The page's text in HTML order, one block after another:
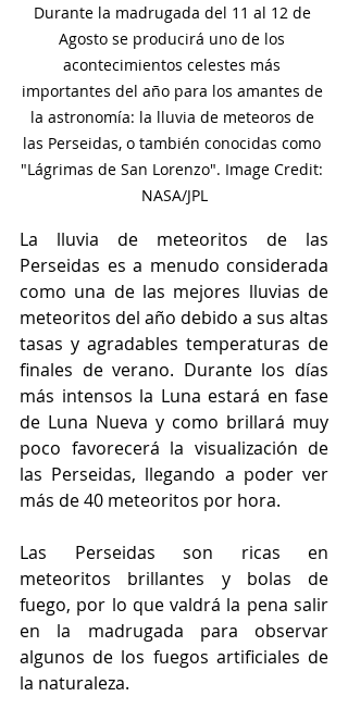
Durante la madrugada del 11 al 12 de
Agosto se producirá uno de los
acontecimientos celestes más
importantes del año para los amantes de
la astronomía: la lluvia de meteoros de
las Perseidas, o también conocidas como
"Lágrimas de San Lorenzo". Image Credit:
NASA/JPL
La lluvia de meteoritos de las
Perseidas es a menudo considerada
como una de las mejores lluvias de
meteoritos del año debido a sus altas
tasas y agradables temperaturas de
finales de verano. Durante los días
más intensos la Luna estará en fase
de Luna Nueva y como brillará muy
poco favorecerá la visualización de
las Perseidas, llegando a poder ver
más de 40 meteoritos por hora.
Las Perseidas son ricas en
meteoritos brillantes y bolas de
fuego, por lo que valdrá la pena salir
en la madrugada para observar
algunos de los fuegos artificiales de
la naturaleza.